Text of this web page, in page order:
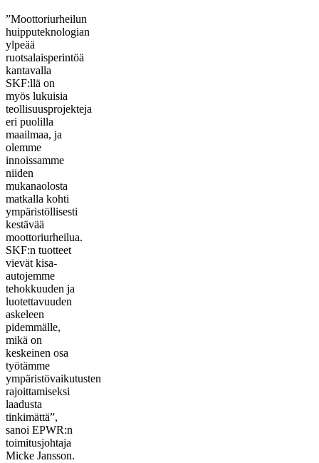
”Moottoriurheilun
huipputeknologian
ylpeää
ruotsalaisperintöä
kantavalla
SKF:llä on
myös lukuisia
teollisuusprojekteja
eri puolilla
maailmaa, ja
olemme
innoissamme
niiden
mukanaolosta
matkalla kohti
ympäristöllisesti
kestävää
moottoriurheilua.
SKF:n tuotteet
vievät kisa-
autojemme
tehokkuuden ja
luotettavuuden
askeleen
pidemmälle,
mikä on
keskeinen osa
työtämme
ympäristövaikutusten
rajoittamiseksi
laadusta
tinkimättä”,
sanoi EPWR:n
toimitusjohtaja
Micke Jansson.